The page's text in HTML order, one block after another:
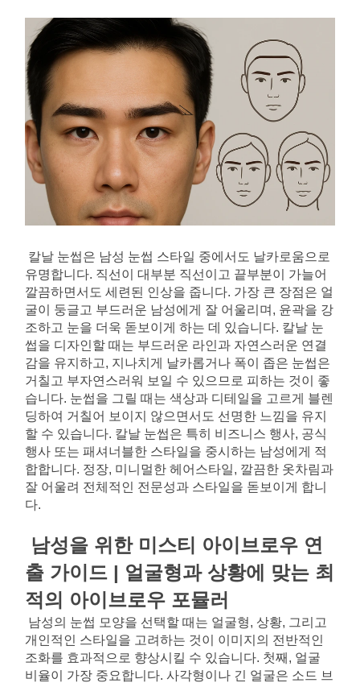
칼날 눈썹은 남성 눈썹 스타일 중에서도 날카로움으로
유명합니다. 직선이 대부분 직선이고 끝부분이 가늘어
깔끔하면서도 세련된 인상을 줍니다. 가장 큰 장점은 얼
굴이 둥글고 부드러운 남성에게 잘 어울리며, 윤곽을 강
조하고 눈을 더욱 돋보이게 하는 데 있습니다. 칼날 눈
썹을 디자인할 때는 부드러운 라인과 자연스러운 연결
감을 유지하고, 지나치게 날카롭거나 폭이 좁은 눈썹은
거칠고 부자연스러워 보일 수 있으므로 피하는 것이 좋
습니다. 눈썹을 그릴 때는 색상과 디테일을 고르게 블렌
딩하여 거칠어 보이지 않으면서도 선명한 느낌을 유지
할 수 있습니다. 칼날 눈썹은 특히 비즈니스 행사, 공식
행사 또는 패셔너블한 스타일을 중시하는 남성에게 적
합합니다. 정장, 미니멀한 헤어스타일, 깔끔한 옷차림과
잘 어울려 전체적인 전문성과 스타일을 돋보이게 합니
다.
남성을 위한 미스티 아이브로우 연
출 가이드 | 얼굴형과 상황에 맞는 최
적의 아이브로우 포뮬러
남성의 눈썹 모양을 선택할 때는 얼굴형, 상황, 그리고
개인적인 스타일을 고려하는 것이 이미지의 전반적인
조화를 효과적으로 향상시킬 수 있습니다. 첫째, 얼굴
비율이 가장 중요합니다. 사각형이나 긴 얼굴은 소드 브